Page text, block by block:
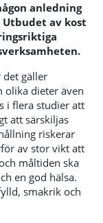
anledning
av kost
det gäller
olika dieter även
i flera studier att
att särskiljas
riskerar
av stor vikt att
måltiden ska
en god hälsa.
smakrik och